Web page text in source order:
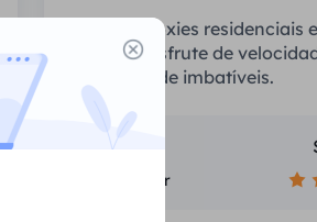
Equipe proxies residenciais
(ISP) e desfrute de
estabilidade imbatíveis.
Preço
Recomendar